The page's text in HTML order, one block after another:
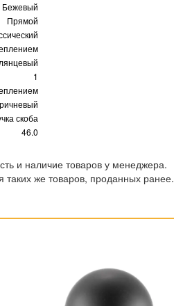
Бежевый
Прямой
1
скоба
46.0
и наличие товаров у менеджера.
же товаров, проданных ранее.